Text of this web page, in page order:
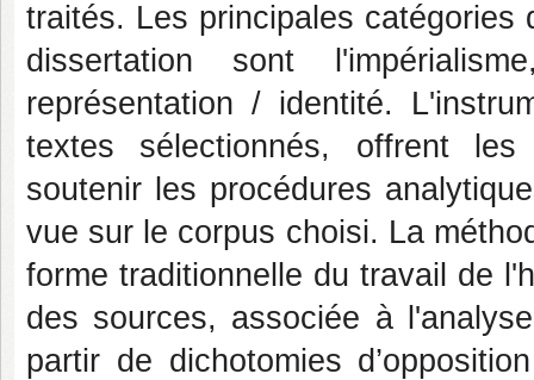
traités. Les principales
dissertation sont
représentation / identité.
textes sélectionnés, offrent les
soutenir les procédures
vue sur le corpus choisi. La
forme traditionnelle du travail de
des sources, associée à
partir de dichotomies